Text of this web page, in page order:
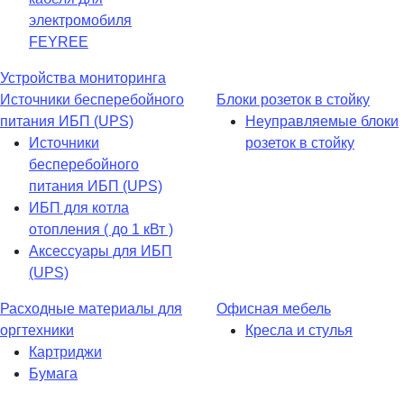
электромобиля
FEYREE
Устройства мониторинга
Источники бесперебойного
питания ИБП (UPS)
Источники
бесперебойного
питания ИБП (UPS)
ИБП для котла
отопления ( до 1 кВт )
Аксессуары для ИБП
(UPS)
Блоки розеток в стойку
Неуправляемые блоки
розеток в стойку
Расходные материалы для
оргтехники
Картриджи
Бумага
Офисная мебель
Кресла и стулья